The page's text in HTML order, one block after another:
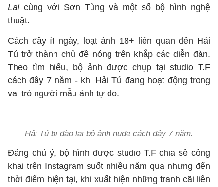
Laicùng với Sơn Tùng và một số bộ hình nghệ
thuật.
Cách đây ít ngày, loạt ảnh 18+ liên quan đến Hải
Tú trở thành chủ đề nóng trên khắp các diễn đàn.
Theo tìm hiểu, bộ ảnh được chụp tại studio T.F
cách đây 7 năm - khi Hải Tú đang hoạt động trong
vai trò người mẫu ảnh tự do.
Hải Tú bị đào lại bộ ảnh nude cách đây 7 năm.
Đáng chú ý, bộ hình được studio T.F chia sẻ công
khai trên Instagram suốt nhiều năm qua nhưng đến
thời điểm hiện tại, khi xuất hiện những tranh cãi liên